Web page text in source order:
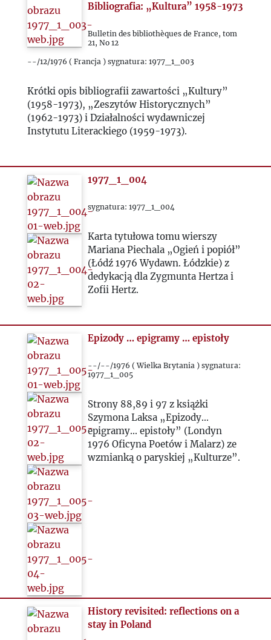
Bibliografia: „Kultura” 1958-1973
Bulletin des bibliothèques de France, tom
21, No 12
--/12/1976 ( Francja ) sygnatura: 1977_1_003
Krótki opis bibliografii zawartości „Kultury”
(1958-1973), „Zeszytów Historycznych”
(1962-1973) i Działalności wydawniczej
Instytutu Literackiego (1959-1973).
1977_1_004
sygnatura: 1977_1_004
Karta tytułowa tomu wierszy
Mariana Piechala „Ogień i popiół”
(Łódź 1976 Wydawn. Łódzkie) z
dedykacją dla Zygmunta Hertza i
Zofii Hertz.
Epizody … epigramy … epistoły
--/--/1976 ( Wielka Brytania ) sygnatura:
1977_1_005
Strony 88,89 i 97 z książki
Szymona Laksa „Epizody...
epigramy... epistoły” (Londyn
1976 Oficyna Poetów i Malarz) ze
wzmianką o paryskiej „Kulturze”.
History revisited: reflections on a
stay in Poland